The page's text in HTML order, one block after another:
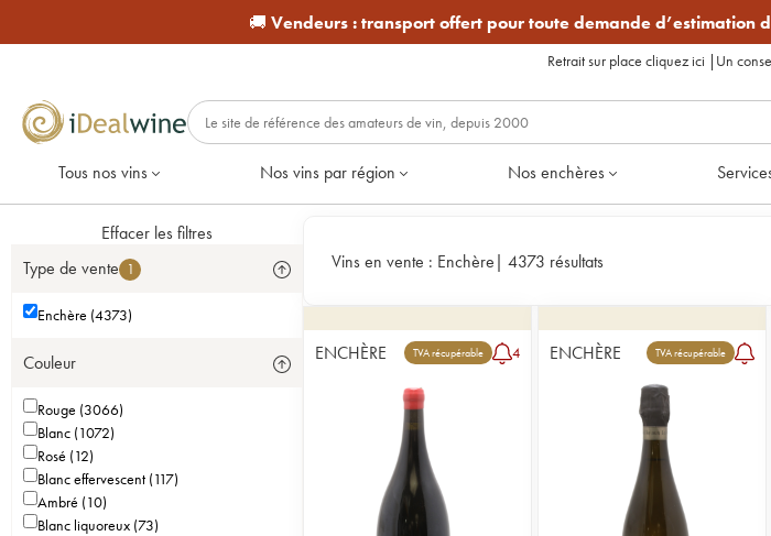
🚚 Vendeurs :transport offert pour toute demande d’estimation
Retrait sur place cliquez ici | Un
Tous nos vins Nos vins par région Nos enchères
Effacer les filtres
Type de vente 1
Enchère (4373)
Couleur
Rouge (3066)
Blanc (1072)
Rosé (12)
Blanc effervescent (117)
Ambré (10)
Blanc liquoreux (73)
Vins en vente : Enchère| 4373 résultats
ENCHÈRE TVA récupérable 4 ENCHÈRE TVA récupérable